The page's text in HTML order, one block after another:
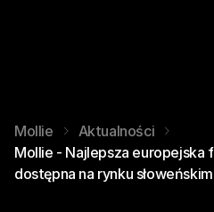
Mollie
Aktualności
Mollie - Najlepsza europejska
dostępna na rynku słoweńskim